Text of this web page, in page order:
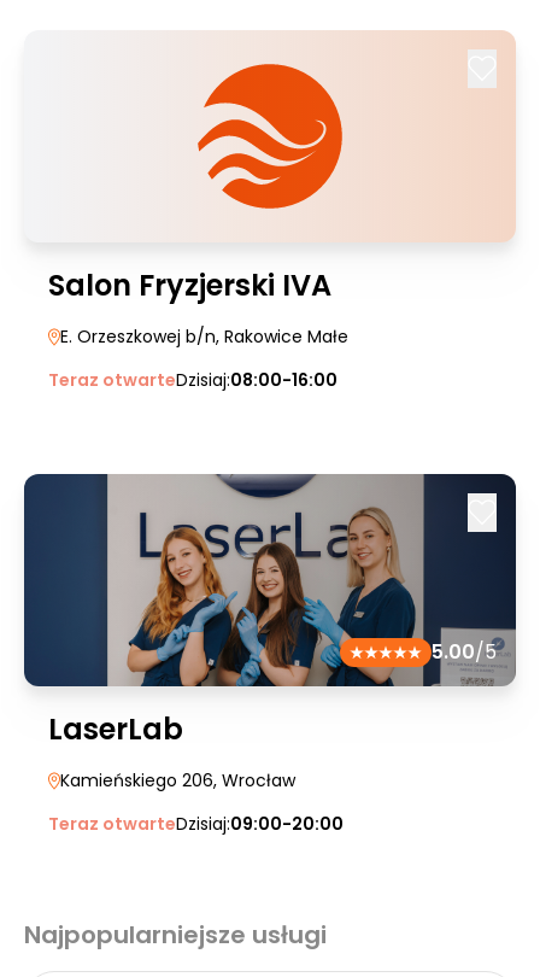
Salon Fryzjerski IVA
E. Orzeszkowej b/n, Rakowice Małe
Teraz otwarteDzisiaj:08:00-16:00
5.00/5
LaserLab
Kamieńskiego 206, Wrocław
Teraz otwarteDzisiaj:09:00-20:00
Najpopularniejsze usługi